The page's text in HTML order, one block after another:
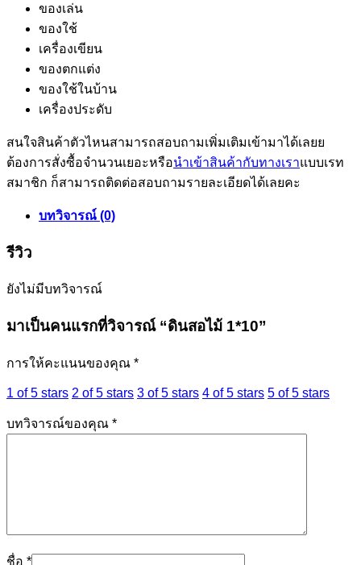
ของเล่น
ของใช้
เครื่องเขียน
ของตกแต่ง
ของใช้ในบ้าน
เครื่องประดับ
สนใจสินค้าตัวไหนสามารถสอบถามเพิ่มเติมเข้ามาได้เลยย
ต้องการสั่งซื้อจำนวนเยอะหรือนำเข้าสินค้ากับทางเราแบบเรท
สมาชิก ก็สามารถติดต่อสอบถามรายละเอียดได้เลยคะ
บทวิจารณ์ (0)
รีวิว
ยังไม่มีบทวิจารณ์
มาเป็นคนแรกที่วิจารณ์ “ดินสอไม้ 1*10”
การให้คะแนนของคุณ *
1 of 5 stars 2 of 5 stars 3 of 5 stars 4 of 5 stars 5 of 5 stars
บทวิจารณ์ของคุณ *
ชื่อ *